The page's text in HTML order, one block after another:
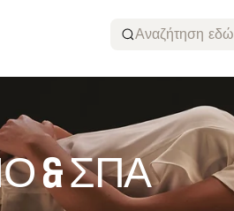
Αναζήτηση εδώ
& ΣΠΑ